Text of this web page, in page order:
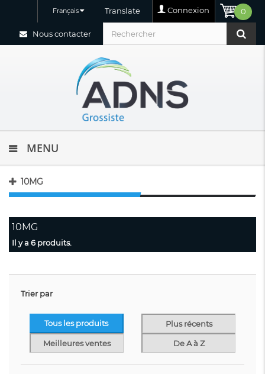
0
Connexion
Translate
Français
Nous contacter
MENU
10MG
10MG
Il y a 6 produits.
Trier par
Tous les produits Plus récents
Meilleures ventes De A à Z